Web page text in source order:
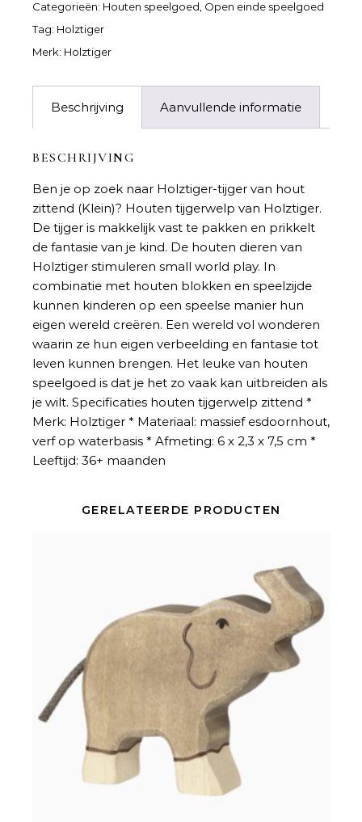
Categorieën: Houten speelgoed Open einde speelgoed
Tag: Holztiger
Merk: Holztiger
Beschrijving Aanvullende informatie
BESCHRIJVING
Ben je op zoek naar Holztiger-tijger van hout
zittend (Klein)? Houten tijgerwelp van Holztiger.
De tijger is makkelijk vast te pakken en prikkelt
de fantasie van je kind. De houten dieren van
Holztiger stimuleren small world play. In
combinatie met houten blokken en speelzijde
kunnen kinderen op een speelse manier hun
eigen wereld creëren. Een wereld vol wonderen
waarin ze hun eigen verbeelding en fantasie tot
leven kunnen brengen. Het leuke van houten
speelgoed is dat je het zo vaak kan uitbreiden als
je wilt. Specificaties houten tijgerwelp zittend *
Merk: Holztiger * Materiaal: massief esdoornhout,
verf op waterbasis * Afmeting: 6 x 2,3 x 7,5 cm *
Leeftijd: 36+ maanden
GERELATEERDE PRODUCTEN